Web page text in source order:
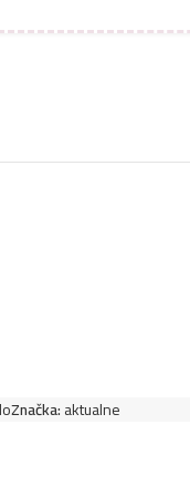
– P1018
Elixir) – P1023
Značka:aktualne